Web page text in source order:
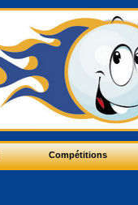
Compétitions